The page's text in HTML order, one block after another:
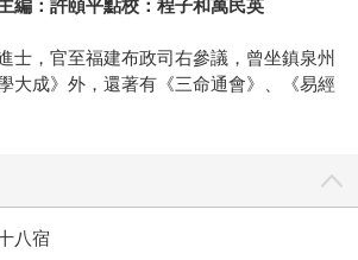
編：許頤平點校：程子和萬民英
士，官至福建布政司右參議，曾坐鎮泉州
大成》外，還著有《三命通會》、《易經
八宿